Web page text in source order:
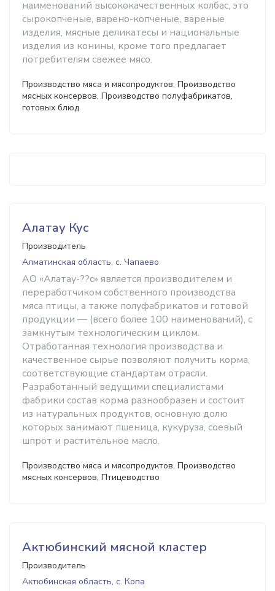
наименований высококачественных колбас, это
сырокопченые, варено-копченые, вареные
изделия, мясные деликатесы и национальные
изделия из конины, кроме того предлагает
потребителям свежее мясо.
Производство мяса и мясопродуктов, Производство
мясных консервов, Производство полуфабрикатов,
готовых блюд
Алатау Кус
Производитель
Алматинская область, с. Чапаево
АО «Алатау-??с» является производителем и
переработчиком собственного производства
мяса птицы, а также полуфабрикатов и готовой
продукции — (всего более 100 наименований), с
замкнутым технологическим циклом.
Отработанная технология производства и
качественное сырье позволяют получить корма,
соответствующие стандартам отрасли.
Разработанный ведущими специалистами
фабрики состав корма разнообразен и состоит
из натуральных продуктов, основную долю
которых занимают пшеница, кукуруза, соевый
шпрот и растительное масло.
Производство мяса и мясопродуктов, Производство
мясных консервов, Птицеводство
Актюбинский мясной кластер
Производитель
Актюбинская область, с. Копа